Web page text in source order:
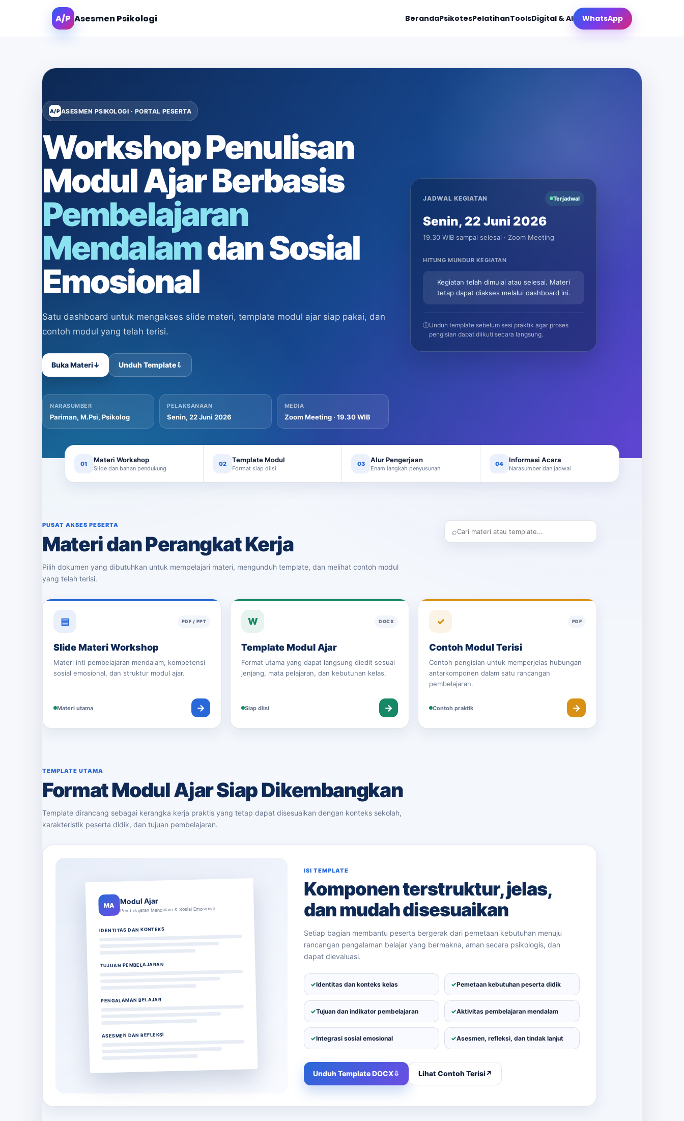
A/P Asesmen Psikologi BerandaPsikotesPelatihanToolsDigital & AI WhatsApp
A/PASESMEN PSIKOLOGI · PORTAL PESERTA
Workshop Penulisan
Modul Ajar Berbasis
Pembelajaran
Mendalamdan Sosial
Emosional
Satu dashboard untuk mengakses slide materi, template modul ajar siap pakai, dan
contoh modul yang telah terisi.
Buka Materi↓ Unduh Template⇩
NARASUMBER
Pariman, M.Psi, Psikolog
PELAKSANAAN
Senin, 22 Juni 2026
MEDIA
Zoom Meeting · 19.30 WIB
JADWAL KEGIATAN Terjadwal
Senin, 22 Juni 2026
19.30 WIB sampai selesai · Zoom Meeting
HITUNG MUNDUR KEGIATAN
Kegiatan telah dimulai atau selesai. Materi
tetap dapat diakses melalui dashboard ini.
ⓘUnduh template sebelum sesi praktik agar proses
pengisian dapat diikuti secara langsung.
01 Materi Workshop
Slide dan bahan pendukung
02 Template Modul
Format siap diisi
03 Alur Pengerjaan
Enam langkah penyusunan
04 Informasi Acara
Narasumber dan jadwal
PUSAT AKSES PESERTA
Materi dan Perangkat Kerja
Pilih dokumen yang dibutuhkan untuk mempelajari materi, mengunduh template, dan melihat contoh modul
yang telah terisi.
⌕
▤ PDF / PPT
Slide Materi Workshop
Materi inti pembelajaran mendalam, kompetensi
sosial emosional, dan struktur modul ajar.
Materi utama →
W DOCX
Template Modul Ajar
Format utama yang dapat langsung diedit sesuai
jenjang, mata pelajaran, dan kebutuhan kelas.
Siap diisi →
✓ PDF
Contoh Modul Terisi
Contoh pengisian untuk memperjelas hubungan
antarkomponen dalam satu rancangan
pembelajaran.
Contoh praktik →
TEMPLATE UTAMA
Format Modul Ajar Siap Dikembangkan
Template dirancang sebagai kerangka kerja praktis yang tetap dapat disesuaikan dengan konteks sekolah,
karakteristik peserta didik, dan tujuan pembelajaran.
MA Modul Ajar
Pembelajaran Mendalam & Sosial Emosional
IDENTITAS DAN KONTEKS
TUJUAN PEMBELAJARAN
PENGALAMAN BELAJAR
ASESMEN DAN REFLEKSI
ISI TEMPLATE
Komponen terstruktur, jelas,
dan mudah disesuaikan
Setiap bagian membantu peserta bergerak dari pemetaan kebutuhan menuju
rancangan pengalaman belajar yang bermakna, aman secara psikologis, dan
dapat dievaluasi.
✓Identitas dan konteks kelas ✓Pemetaan kebutuhan peserta didik
✓Tujuan dan indikator pembelajaran ✓Aktivitas pembelajaran mendalam
✓Integrasi sosial emosional ✓Asesmen, refleksi, dan tindak lanjut
Unduh Template DOCX⇩ Lihat Contoh Terisi↗